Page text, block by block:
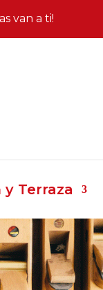
van a ti!
y Terraza